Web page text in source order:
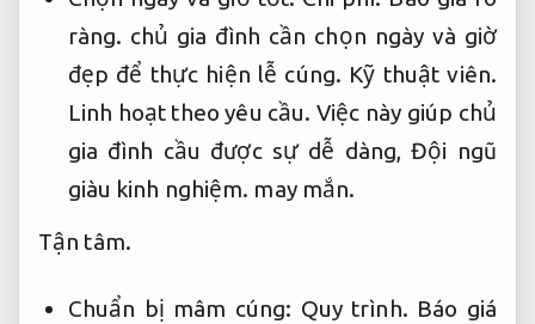
ràng. chủ gia đình cần chọn ngày và giờ
đẹp để thực hiện lễ cúng. Kỹ thuật viên.
Linh hoạt theo yêu cầu. Việc này giúp chủ
gia đình cầu được sự dễ dàng,Đội ngũ
giàu kinh nghiệm. may mắn.
Tận tâm.
Chuẩn bị mâm cúng: Quy trình. Báo giá